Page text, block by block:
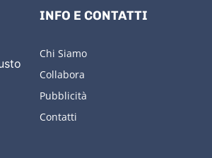
INFO E CONTATTI
Chi Siamo
Collabora
Pubblicità
Contatti